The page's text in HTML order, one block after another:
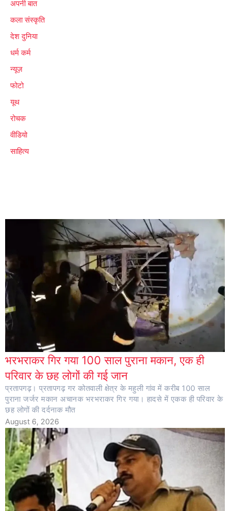
अपनी बात
कला संस्कृति
देश दुनिया
धर्म कर्म
न्यूज़
फोटो
यूथ
रोचक
वीडियो
साहित्य
भरभराकर गिर गया 100 साल पुराना मकान, एक ही
परिवार के छह लोगों की गई जान
प्रतापगढ़। प्रतापगढ़ गर कोतवाली क्षेत्र के महुली गांव में करीब 100 साल
पुराना जर्जर मकान अचानक भरभराकर गिर गया। हादसे में एकक ही परिवार के
छह लोगों की दर्दनाक मौत
August 6, 2026